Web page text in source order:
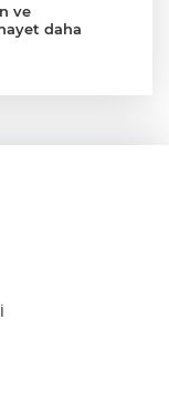
ve
daha
niyetli dış
uyuşturucu